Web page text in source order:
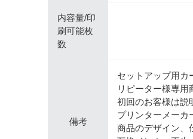
内容量/印
刷可能枚
数
備考
セットアップ用カ
リピーター様専用
初回のお客様は説
プリンターメーカ
商品のデザイン、